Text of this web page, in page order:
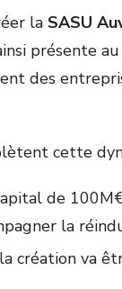
la SASU
présente
des
cette
de
la
création va